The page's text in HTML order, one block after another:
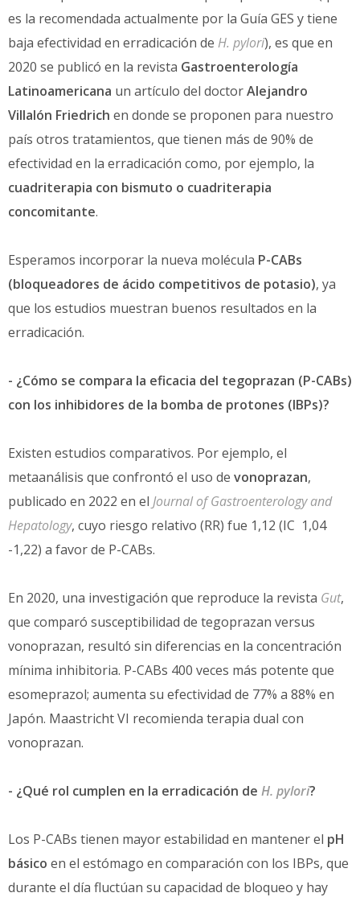
es la recomendada actualmente por la Guía GES y tiene
baja efectividad en erradicación de H. pylori), es que en
2020 se publicó en la revista Gastroenterología
Latinoamericana un artículo del doctorAlejandro
Villalón Friedrich en donde se proponen para nuestro
país otros tratamientos, que tienen más de 90% de
efectividad en la erradicación como, por ejemplo, la
cuadriterapia con bismuto o cuadriterapia
concomitante.
Esperamos incorporar la nueva molécula P-CABs
(bloqueadores de ácido competitivos de potasio), ya
que los estudios muestran buenos resultados en la
erradicación.
- ¿Cómo se compara la eficacia del tegoprazan (P-CABs)
con los inhibidores de la bomba de protones (IBPs)?
Existen estudios comparativos. Por ejemplo, el
metaanálisis que confrontó el uso de vonoprazan,
publicado en 2022 en el Journal of Gastroenterology and
Hepatology, cuyo riesgo relativo (RR) fue 1,12 (IC 1,04
-1,22) a favor de P-CABs.
En 2020, una investigación que reproduce la revista Gut,
que comparó susceptibilidad de tegoprazan versus
vonoprazan, resultó sin diferencias en la concentración
mínima inhibitoria. P-CABs 400 veces más potente que
esomeprazol; aumenta su efectividad de 77% a 88% en
Japón. Maastricht VI recomienda terapia dual con
vonoprazan.
- ¿Qué rol cumplen en la erradicación de H. pylori?
Los P-CABs tienen mayor estabilidad en mantener el pH
básico en el estómago en comparación con los IBPs, que
durante el día fluctúan su capacidad de bloqueo y hay